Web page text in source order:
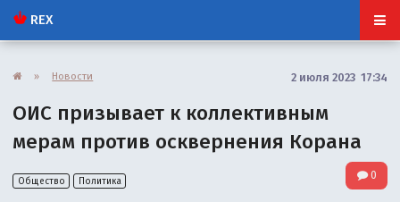
REX
» Новости 2 июля 2023 17:34
ОИС призывает к коллективным
мерам против осквернения Корана
Общество Политика 0